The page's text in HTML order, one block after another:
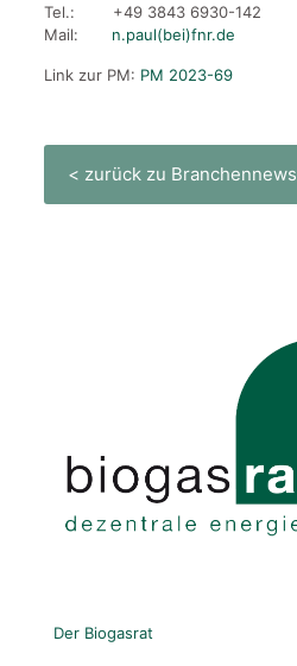
Tel.: +49 3843 6930-142
Mail: n.paul(bei)fnr.de
Link zur PM: PM 2023-69
< zurück zu Branchennews
Der Biogasrat